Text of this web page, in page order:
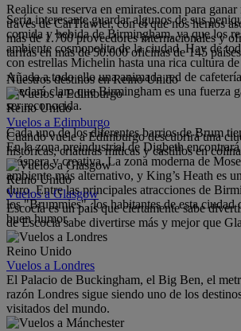
Sería interesante guardar algunos de sus
comida y bebida de Birmingham, ya que los
ambiente cosmopolita de la ciudad. Hay de
con estrellas Michelin hasta una rica cultura
Añada a todo ello una animada red de
quedará claro que Birmingham es una fuerza
ser reconocida.
Cada uno de los diferentes barrios de Brum
En la zona preindustrial de Digbeth
próspera y creativa. La zona moderna de
ambiente más alternativo, y King’s Heath es
duro. Entre las principales atracciones de
los "Brummies", los habitantes de esta ciudad
buen humor.
Realice su reserva en emirates.com para
través de CarTrawler, con el que nos hemos
más de 1.700 proveedores internacionales y
tarifas en más de 50.000 oficinas de 145
Nuestros destinos en Reino Unido
Reino Unido
Vuelos a Edimburgo
Cuando vuele a Edimburgo descubrirá una
históricas, criaturas míticas y castillos en
Reino Unido
Vuelos a Glasgow
Escocia es un país que ciertamente sabe
de Escocia sabe divertirse más y mejor que
Reino Unido
Vuelos a Londres
El Palacio de Buckingham, el Big Ben, el
razón Londres sigue siendo uno de los
visitados del mundo.